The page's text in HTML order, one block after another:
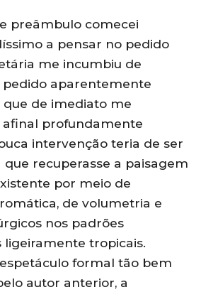
preâmbulo comecei
a pensar no pedido
me incumbiu de
pedido aparentemente
que de imediato me
afinal profundamente
intervenção teria de ser
que recuperasse a paisagem
por meio de
de volumetria e
nos padrões
ligeiramente tropicais.
formal tão bem
autor anterior, a